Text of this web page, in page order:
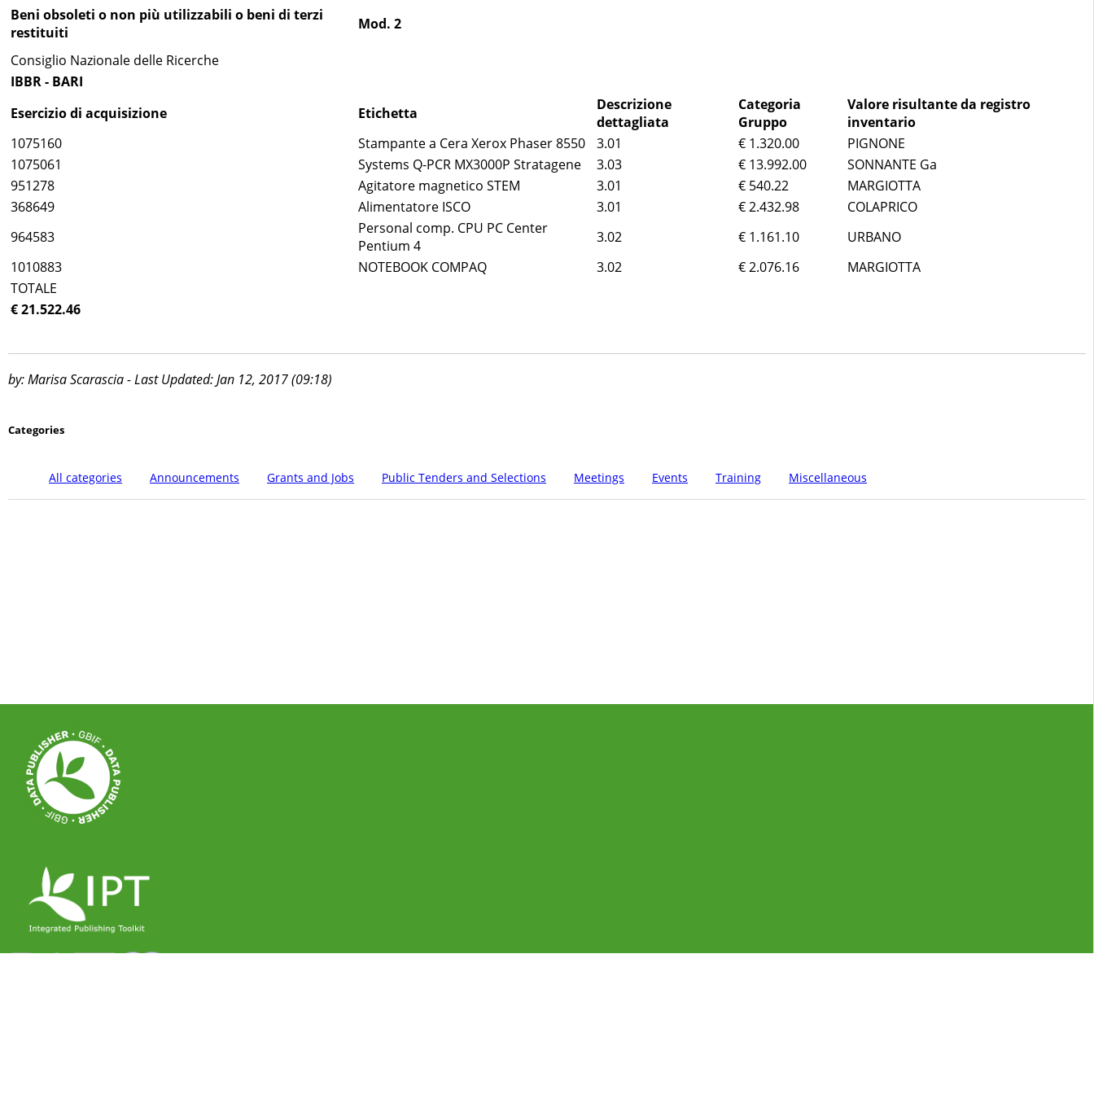
Beni obsoleti o non più utilizzabili o beni di terzi
restituiti
Mod. 2
Consiglio Nazionale delle Ricerche
IBBR - BARI
Esercizio di acquisizione
Etichetta
Descrizione
dettagliata
Categoria
Gruppo
Valore risultante da registro
inventario
1075160
Stampante a Cera Xerox Phaser 8550 3.01 € 1.320.00
PIGNONE
1075061
Systems Q-PCR MX3000P Stratagene 3.03 € 13.992.00
SONNANTE Ga
951278
Agitatore magnetico STEM 3.01 € 540.22
MARGIOTTA
368649
Alimentatore ISCO 3.01 € 2.432.98
COLAPRICO
964583
Personal comp. CPU PC Center
Pentium 4
3.02 € 1.161.10
URBANO
1010883
NOTEBOOK COMPAQ 3.02 € 2.076.16
MARGIOTTA
TOTALE
€ 21.522.46
by: Marisa Scarascia - Last Updated: Jan 12, 2017 (09:18)
Categories
All categories Announcements Grants and Jobs Public Tenders and Selections Meetings Events Training Miscellaneous